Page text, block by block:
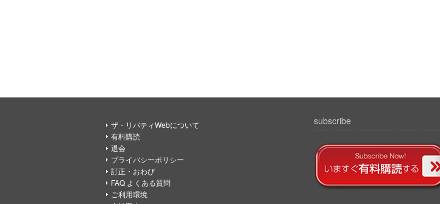
ザ・リバティWebについて
有料購読
退会
プライバシーポリシー
訂正・おわび
FAQ よくある質問
ご利用環境
subscribe